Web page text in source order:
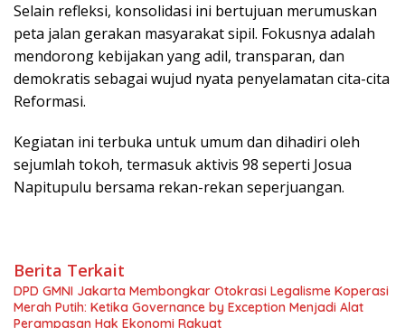
Selain refleksi, konsolidasi ini bertujuan merumuskan
peta jalan gerakan masyarakat sipil. Fokusnya adalah
mendorong kebijakan yang adil, transparan, dan
demokratis sebagai wujud nyata penyelamatan cita-cita
Reformasi.
Kegiatan ini terbuka untuk umum dan dihadiri oleh
sejumlah tokoh, termasuk aktivis 98 seperti Josua
Napitupulu bersama rekan-rekan seperjuangan.
Berita Terkait
DPD GMNI Jakarta Membongkar Otokrasi Legalisme Koperasi
Merah Putih: Ketika Governance by Exception Menjadi Alat
Perampasan Hak Ekonomi Rakyat